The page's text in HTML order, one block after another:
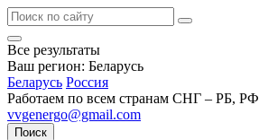
Все результаты
Ваш регион: Беларусь
Беларусь Россия
Работаем по всем странам СНГ – РБ, РФ
vvgenergo@gmail.com
Поиск